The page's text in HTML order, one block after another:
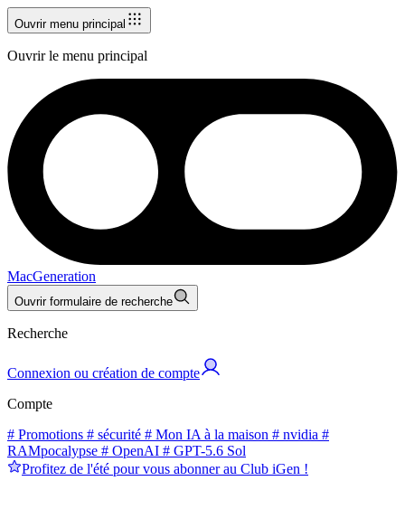
Ouvrir menu principal
Ouvrir le menu principal
MacGeneration
Ouvrir formulaire de recherche
Recherche
Connexion ou création de compte
Compte
# Promotions # sécurité # Mon IA à la maison # nvidia #
RAMpocalypse # OpenAI # GPT-5.6 Sol
Profitez de l'été pour vous abonner au Club iGen !